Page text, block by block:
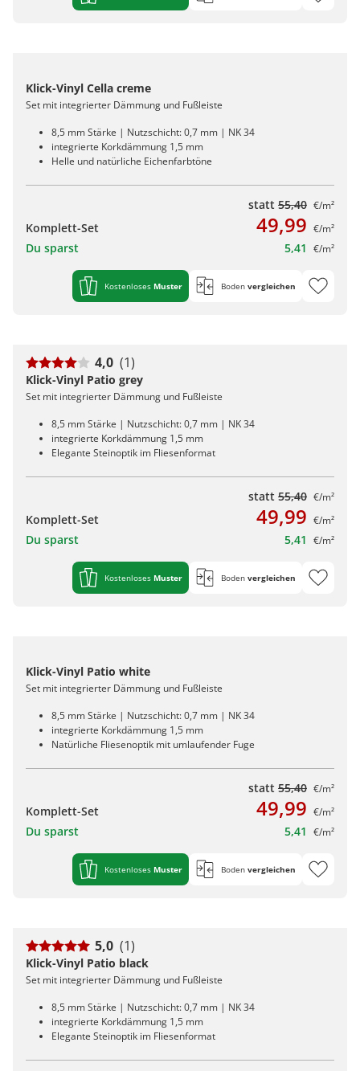
Klick-Vinyl Cella creme
Set mit integrierter Dämmung und Fußleiste
8,5 mm Stärke | Nutzschicht: 0,7 mm | NK 34
integrierte Korkdämmung 1,5 mm
Helle und natürliche Eichenfarbtöne
statt 55,40 €/m²
Komplett-Set 49,99 €/m²
Du sparst 5,41 €/m²
Kostenloses Muster Boden vergleichen
4,0 (1)
Klick-Vinyl Patio grey
Set mit integrierter Dämmung und Fußleiste
8,5 mm Stärke | Nutzschicht: 0,7 mm | NK 34
integrierte Korkdämmung 1,5 mm
Elegante Steinoptik im Fliesenformat
statt 55,40 €/m²
Komplett-Set 49,99 €/m²
Du sparst 5,41 €/m²
Kostenloses Muster Boden vergleichen
Klick-Vinyl Patio white
Set mit integrierter Dämmung und Fußleiste
8,5 mm Stärke | Nutzschicht: 0,7 mm | NK 34
integrierte Korkdämmung 1,5 mm
Natürliche Fliesenoptik mit umlaufender Fuge
statt 55,40 €/m²
Komplett-Set 49,99 €/m²
Du sparst 5,41 €/m²
Kostenloses Muster Boden vergleichen
5,0 (1)
Klick-Vinyl Patio black
Set mit integrierter Dämmung und Fußleiste
8,5 mm Stärke | Nutzschicht: 0,7 mm | NK 34
integrierte Korkdämmung 1,5 mm
Elegante Steinoptik im Fliesenformat